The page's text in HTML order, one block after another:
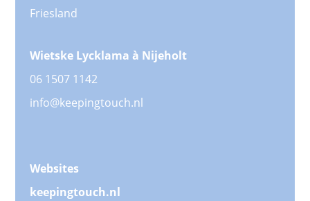
Friesland
Wietske Lycklama à Nijeholt
06 1507 1142
info@keepingtouch.nl
Websites
keepingtouch.nl